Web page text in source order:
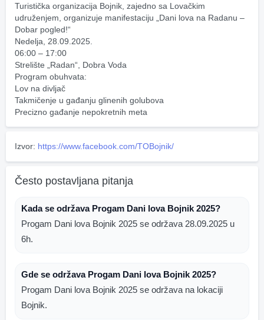
Turistička organizacija Bojnik, zajedno sa Lovačkim
udruženjem, organizuje manifestaciju „Dani lova na Radanu –
Dobar pogled!“
Nedelja, 28.09.2025.
06:00 – 17:00
Strelište „Radan“, Dobra Voda
Program obuhvata:
Lov na divljač
Takmičenje u gađanju glinenih golubova
Precizno gađanje nepokretnih meta
Izvor: https://www.facebook.com/TOBojnik/
Često postavljana pitanja
Kada se održava Progam Dani lova Bojnik 2025?
Progam Dani lova Bojnik 2025 se održava 28.09.2025 u
6h.
Gde se održava Progam Dani lova Bojnik 2025?
Progam Dani lova Bojnik 2025 se održava na lokaciji
Bojnik.